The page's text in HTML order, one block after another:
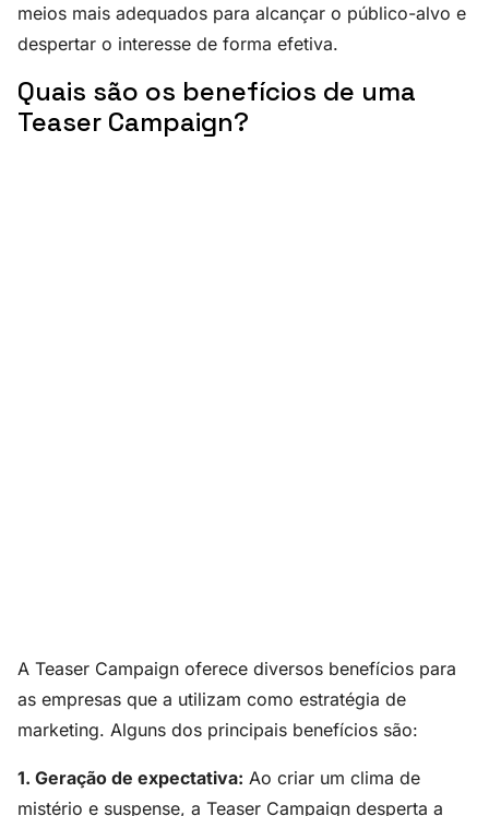
meios mais adequados para alcançar o público-alvo e
despertar o interesse de forma efetiva.
Quais são os benefícios de uma
Teaser Campaign?
A Teaser Campaign oferece diversos benefícios para
as empresas que a utilizam como estratégia de
marketing. Alguns dos principais benefícios são:
1. Geração de expectativa: Ao criar um clima de
mistério e suspense, a Teaser Campaign desperta a